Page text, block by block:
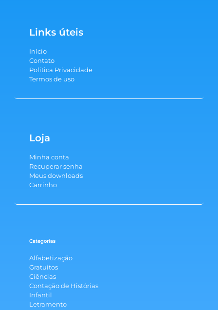
Links úteis
Início
Contato
Política Privacidade
Termos de uso
Loja
Minha conta
Recuperar senha
Meus downloads
Carrinho
Categorias
Alfabetização
Gratuitos
Ciências
Contação de Histórias
Infantil
Letramento